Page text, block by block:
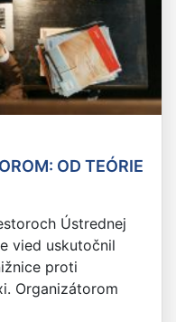
OD TEÓRIE
Ústrednej
vied uskutočnil
proti
Organizátorom